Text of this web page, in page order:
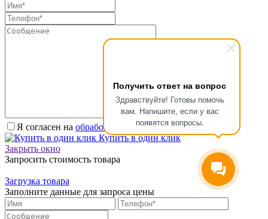
Получить ответ на вопрос
Здравствуйте! Готовы помочь
вам. Напишите, если у вас
появятся вопросы.
Я согласен на обработку персональных данных.
Купить в один клик
Закрыть окно
Запросить стоимость товара
Загрузка товара
Заполните данные для запроса цены